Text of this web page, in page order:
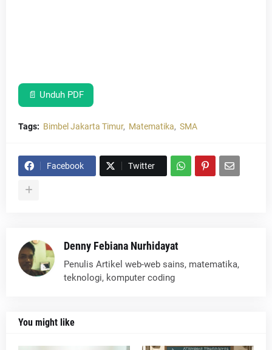
📄 Unduh PDF
Tags: Bimbel Jakarta Timur Matematika SMA
Facebook Twitter
Denny Febiana Nurhidayat
Penulis Artikel web-web sains, matematika,
teknologi, komputer coding
You might like